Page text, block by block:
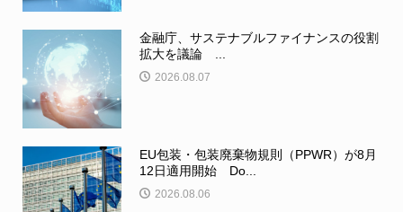
金融庁、サステナブルファイナンスの役割
拡大を議論 ...
2026.08.07
EU包装・包装廃棄物規則（PPWR）が8月
12日適用開始 Do...
2026.08.06